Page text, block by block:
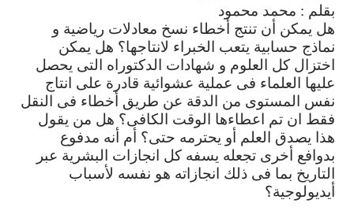
بقلم : محمد محمود
هل يمكن أن تنتج أخطاء نسخ معادلات رياضية و
نماذج حسابية يتعب الخبراء لانتاجها؟ هل يمكن
اختزال كل العلوم و شهادات الدكتوراه التى يحصل
عليها
العلماء فى عملية عشوائية قادرة على انتاج
نفس
المستوى من الدقة عن طريق أخطاء فى
النقل
فقط ان تم اعطاءها الوقت الكافى؟ هل من يقول
هذا يصدق العلم أو يحترمه حتى؟ أم أنه مدفوع
بدوافع أخرى تجعله يسفه كل انجازات البشرية عبر
التاريخ بما فى ذلك انجازاته هو نفسه لأسباب
أيديولوجية؟